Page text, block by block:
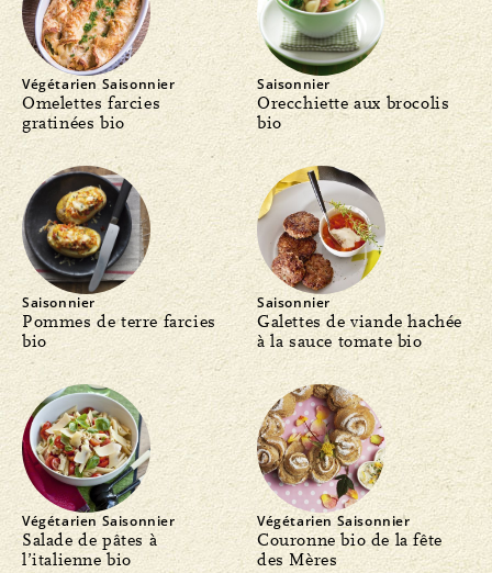
Végétarien Saisonnier
Omelettes farcies
gratinées bio
Saisonnier
Orecchiette aux brocolis
bio
Saisonnier
Pommes de terre farcies
bio
Saisonnier
Galettes de viande hachée
à la sauce tomate bio
Végétarien Saisonnier
Salade de pâtes à
l’italienne bio
Végétarien Saisonnier
Couronne bio de la fête
des Mères